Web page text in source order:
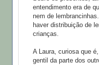
entendimento era de
nem de
haver distribuição de
crianças.
A Laura, curiosa que
gentil da parte dos